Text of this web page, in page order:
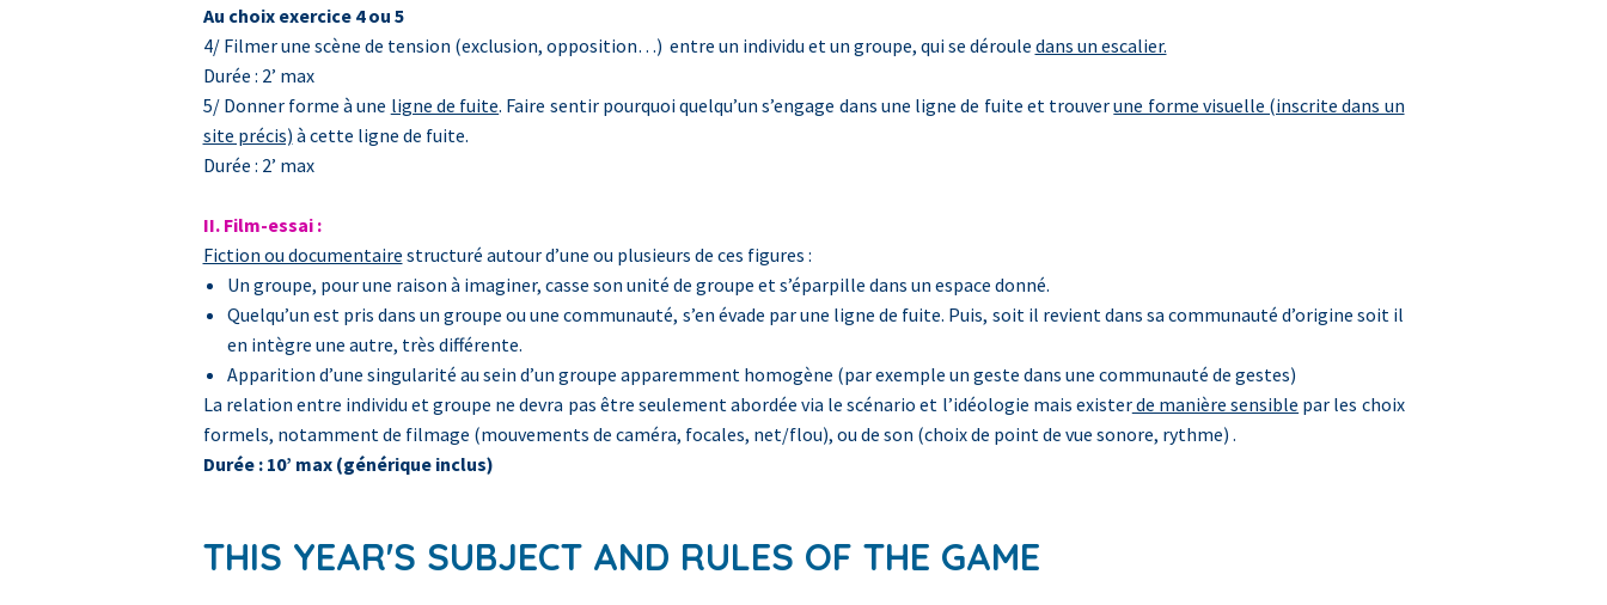
Au choix exercice 4 ou 5
4/ Filmer une scène de tension (exclusion, opposition…) entre un individu et un groupe, qui se déroule dans un escalier.
Durée : 2’ max
5/ Donner forme à une ligne de fuite. Faire sentir pourquoi quelqu’un s’engage dans une ligne de fuite et trouverune forme visuelle (inscrite dans un
site précis) à cette ligne de fuite.
Durée : 2’ max
II. Film-essai :
Fiction ou documentaire structuré autour d’une ou plusieurs de ces figures :
Un groupe, pour une raison à imaginer, casse son unité de groupe et s’éparpille dans un espace donné.
Quelqu’un est pris dans un groupe ou une communauté, s’en évade par une ligne de fuite. Puis, soit il revient dans sa communauté d’origine soit il
en intègre une autre, très différente.
Apparition d’une singularité au sein d’un groupe apparemment homogène (par exemple un geste dans une communauté de gestes)
La relation entre individu et groupe ne devra pas être seulement abordée via le scénario et l’idéologie mais existerde manière sensible par les choix
formels, notamment de filmage (mouvements de caméra, focales, net/flou), ou de son (choix de point de vue sonore, rythme) .
Durée : 10’ max (générique inclus)
THIS YEAR'S SUBJECT AND RULES OF THE GAME